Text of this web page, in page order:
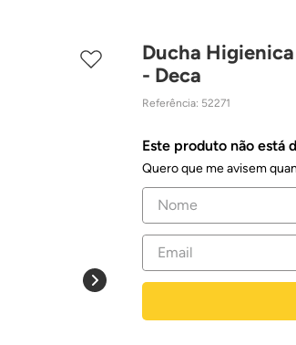
Ducha
- Deca
Referência: 52271
Este produto não está
Quero que me avisem